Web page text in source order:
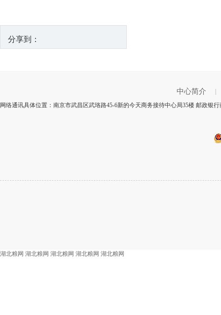
分享到：
中心简介
网络通讯具体位置：南京市武昌区武珞路45-6新的今天商务接待中心局35楼 邮政银
湖北粮网 湖北粮网 湖北粮网 湖北粮网 湖北粮网